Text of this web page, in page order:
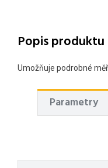
Popis produktu
Umožňuje podrobné
Parametry